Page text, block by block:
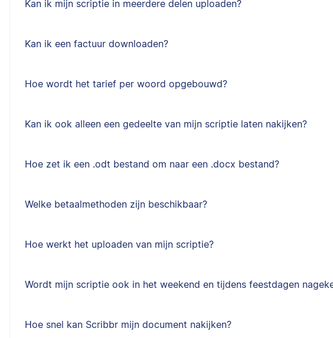
Kan ik mijn scriptie in meerdere delen uploaden?
Kan ik een factuur downloaden?
Hoe wordt het tarief per woord opgebouwd?
Kan ik ook alleen een gedeelte van mijn scriptie laten nakijken?
Hoe zet ik een .odt bestand om naar een .docx bestand?
Welke betaalmethoden zijn beschikbaar?
Hoe werkt het uploaden van mijn scriptie?
Wordt mijn scriptie ook in het weekend en tijdens feestdagen
Hoe snel kan Scribbr mijn document nakijken?